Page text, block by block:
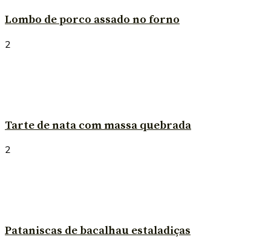
Lombo de porco assado no forno
2
Tarte de nata com massa quebrada
2
Pataniscas de bacalhau estaladiças